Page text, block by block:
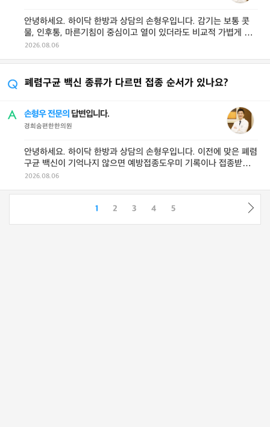
안녕하세요. 하이닥 한방과 상담의 손형우입니다. 감기는 보통 콧
물, 인후통, 마른기침이 중심이고 열이 있더라도 비교적 가볍게 지
나가는 경우가 많으며, 기침은 ...
2026.08.06
폐렴구균 백신 종류가 다르면 접종 순서가 있나요?
손형우 전문의 답변입니다.
경희숨편한한의원
안녕하세요. 하이닥 한방과 상담의 손형우입니다. 이전에 맞은 폐렴
구균 백신이 기억나지 않으면 예방접종도우미 기록이나 접종받은
2026.08.06
1 2 3 4 5